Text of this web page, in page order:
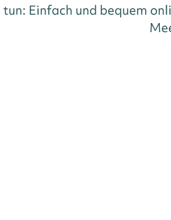
tun: Einfach und bequem